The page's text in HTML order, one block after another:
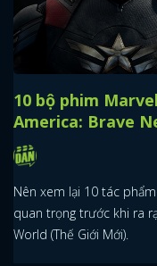
10 bộ phim
America: Brave
Nên xem lại 10 tác
quan trọng trước khi ra
World (Thế Giới Mới).